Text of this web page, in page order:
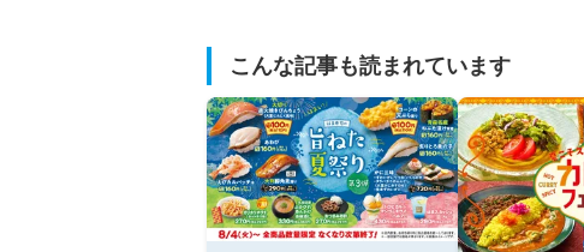
こんな記事も読まれています